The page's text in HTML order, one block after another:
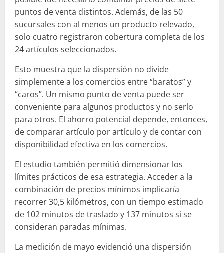
puntos de venta distintos. Además, de las 50
sucursales con al menos un producto relevado,
solo cuatro registraron cobertura completa de los
24 artículos seleccionados.
Esto muestra que la dispersión no divide
simplemente a los comercios entre “baratos” y
“caros”. Un mismo punto de venta puede ser
conveniente para algunos productos y no serlo
para otros. El ahorro potencial depende, entonces,
de comparar artículo por artículo y de contar con
disponibilidad efectiva en los comercios.
El estudio también permitió dimensionar los
límites prácticos de esa estrategia. Acceder a la
combinación de precios mínimos implicaría
recorrer 30,5 kilómetros, con un tiempo estimado
de 102 minutos de traslado y 137 minutos si se
consideran paradas mínimas.
La medición de mayo evidenció una dispersión